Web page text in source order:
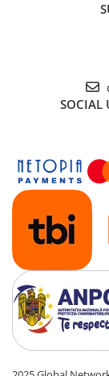
SOCIAL